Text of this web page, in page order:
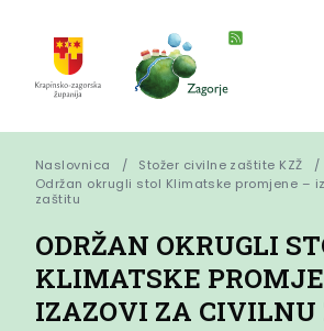
Naslovnica
Stožer civilne zaštite KZŽ
Održan okrugli stol Klimatske promjene –
zaštitu
ODRŽAN OKRUGLI
KLIMATSKE
IZAZOVI ZA